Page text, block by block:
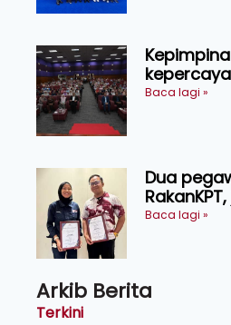
Baca lagi »
Dua
maklumat
Baca lagi »
Arkib Berita
Terkini